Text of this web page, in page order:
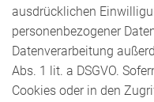
ausdrücklichen
personenbezogener
Datenverarbeitung
Abs. 1 lit. a DSGVO.
Cookies oder in den